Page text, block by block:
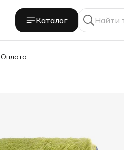
Каталог
Оплата